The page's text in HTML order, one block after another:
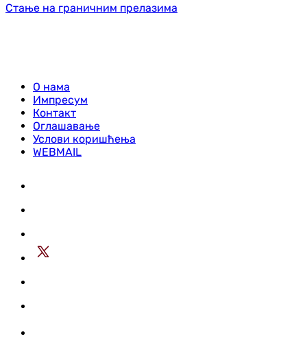
Стање на граничним прелазима
О нама
Импресум
Контакт
Оглашавање
Услови коришћења
WEBMAIL